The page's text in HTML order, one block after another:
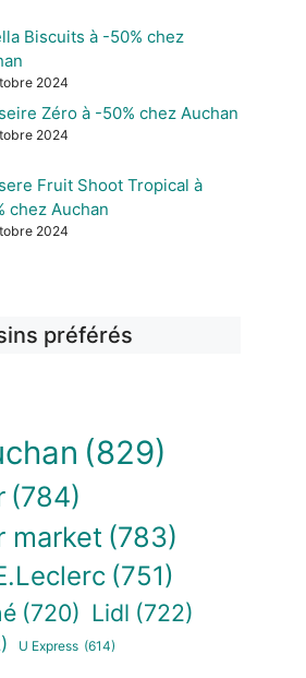
Biscuits à -50% chez
2024
Zéro à -50% chez Auchan
2024
Fruit Shoot Tropical à
chez Auchan
2024
préférés
(829)
(784)
market (783)
(751)
(720) Lidl (722)
U Express (614)